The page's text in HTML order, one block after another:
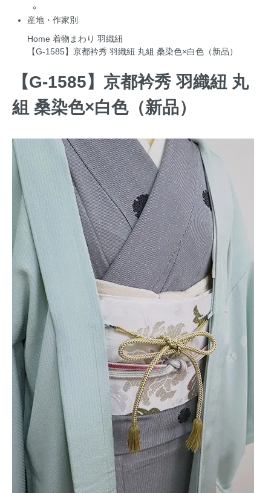
産地・作家別
Home 着物まわり 羽織紐
【G-1585】京都衿秀 羽織紐 丸組 桑染色×白色（新品）
【G-1585】京都衿秀 羽織紐 丸
組 桑染色×白色（新品）